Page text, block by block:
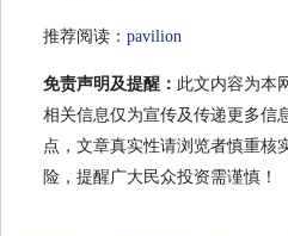
推荐阅读： pavilion
免责声明及提醒： 此文内容为本
相关信息仅为宣传及传递更多信
点，文章真实性请浏览者慎重核
险，提醒广大民众投资需谨慎！